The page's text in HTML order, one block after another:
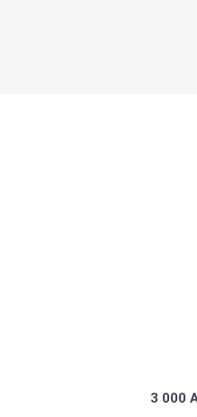
3 000